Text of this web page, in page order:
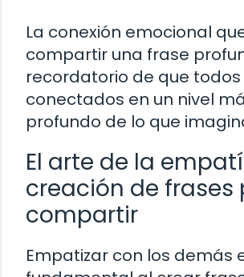
La conexión emocional
compartir una frase
recordatorio de que
conectados en un nivel
profundo de lo que
El arte de la
creación de frases
compartir
Empatizar con los demás